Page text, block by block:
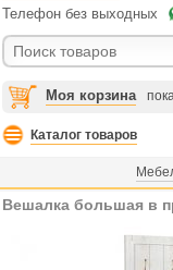
Телефон без выходных
Моя корзина
Каталог товаров
Вешалка большая в